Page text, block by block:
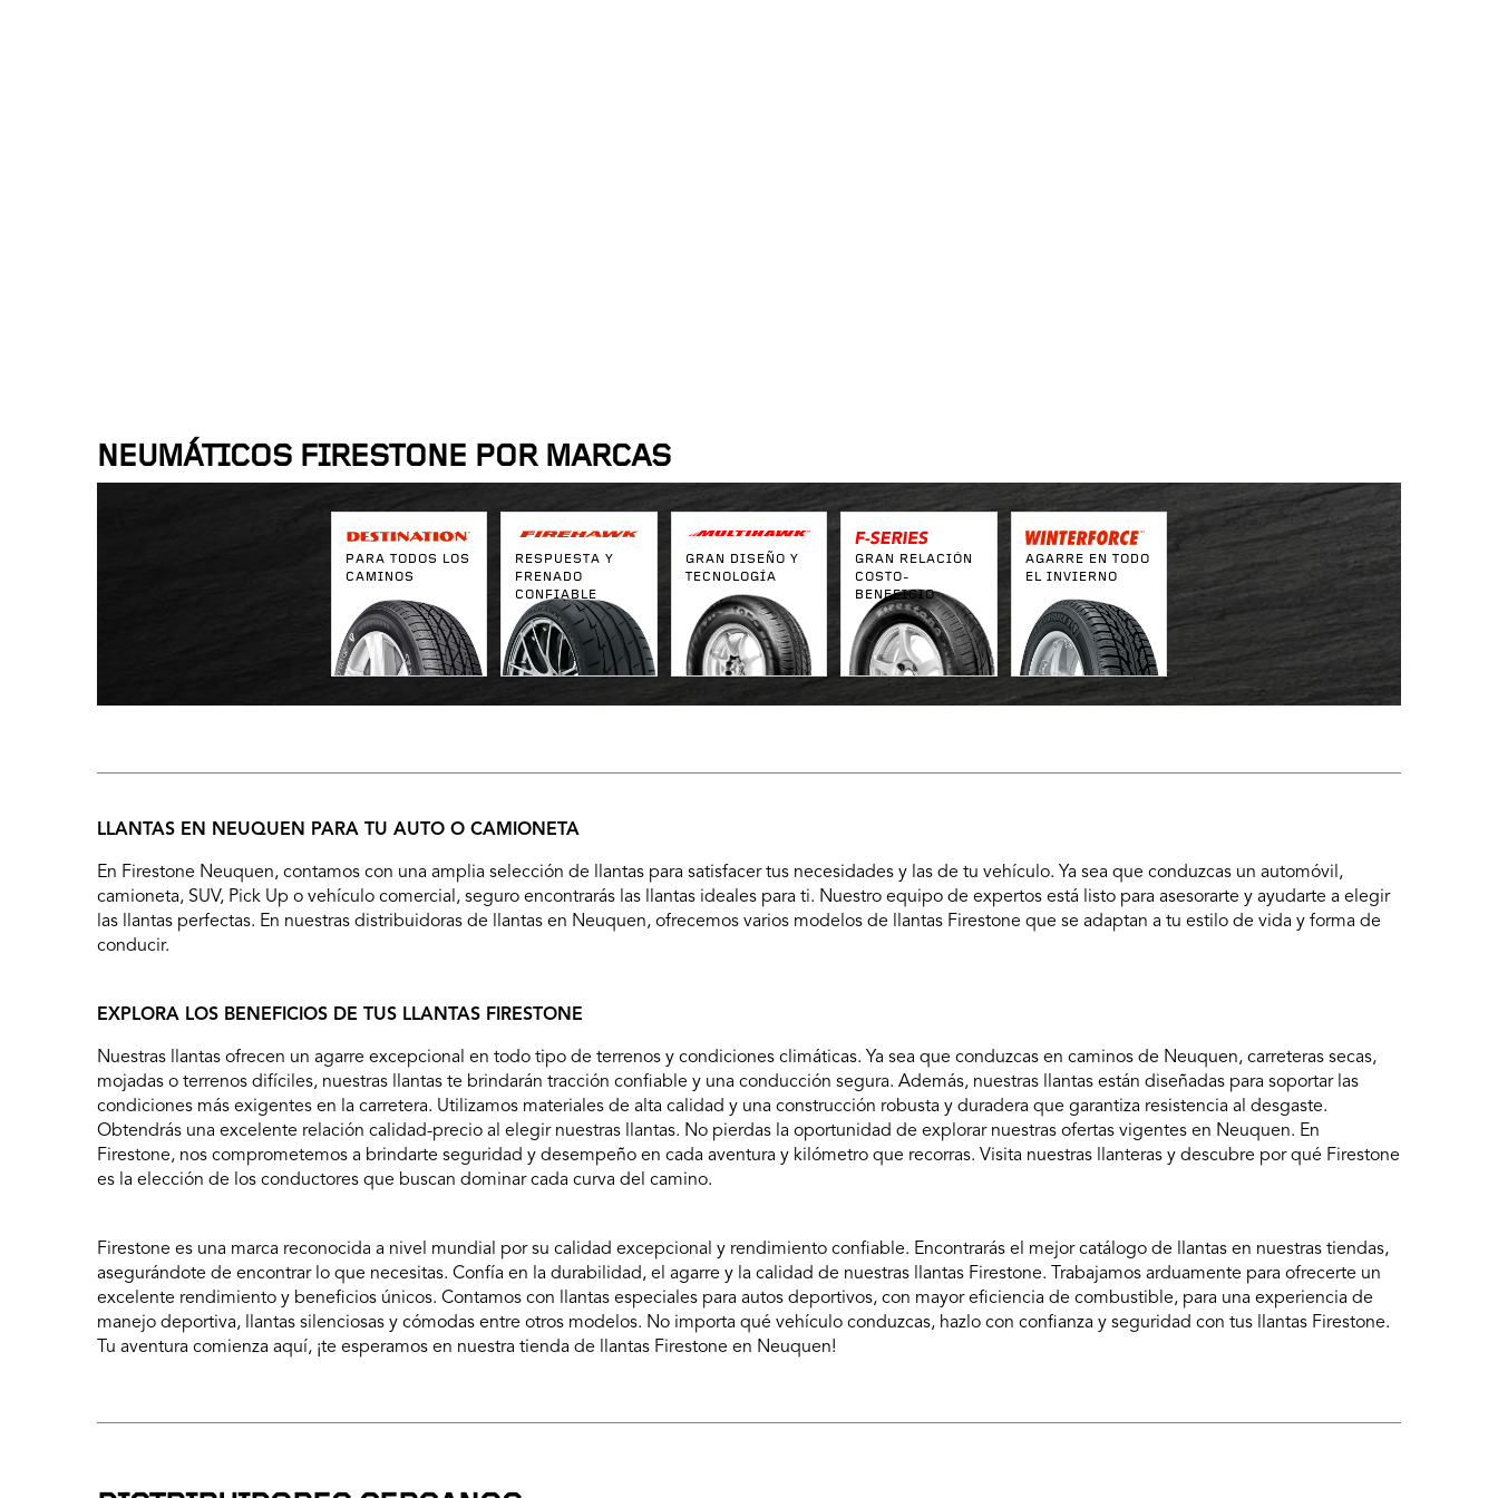
NEUMÁTICOS FIRESTONE POR MARCAS
PARA TODOS LOS
CAMINOS
RESPUESTA Y
FRENADO
CONFIABLE
GRAN DISEÑO Y
TECNOLOGÍA
GRAN RELACIÓN
COSTO-
BENEFICIO
AGARRE EN TODO
EL INVIERNO
LLANTAS EN NEUQUEN PARA TU AUTO O CAMIONETA
En Firestone Neuquen, contamos con una amplia selección de llantas para satisfacer tus necesidades y las de tu vehículo. Ya sea que conduzcas un automóvil,
camioneta, SUV, Pick Up o vehículo comercial, seguro encontrarás las llantas ideales para ti. Nuestro equipo de expertos está listo para asesorarte y ayudarte a elegir
las llantas perfectas. En nuestras distribuidoras de llantas en Neuquen, ofrecemos varios modelos de llantas Firestone que se adaptan a tu estilo de vida y forma de
conducir.
EXPLORA LOS BENEFICIOS DE TUS LLANTAS FIRESTONE
Nuestras llantas ofrecen un agarre excepcional en todo tipo de terrenos y condiciones climáticas. Ya sea que conduzcas en caminos de Neuquen, carreteras secas,
mojadas o terrenos difíciles, nuestras llantas te brindarán tracción confiable y una conducción segura. Además, nuestras llantas están diseñadas para soportar las
condiciones más exigentes en la carretera. Utilizamos materiales de alta calidad y una construcción robusta y duradera que garantiza resistencia al desgaste.
Obtendrás una excelente relación calidad-precio al elegir nuestras llantas. No pierdas la oportunidad de explorar nuestras ofertas vigentes en Neuquen. En
Firestone, nos comprometemos a brindarte seguridad y desempeño en cada aventura y kilómetro que recorras. Visita nuestras llanteras y descubre por qué Firestone
es la elección de los conductores que buscan dominar cada curva del camino.
Firestone es una marca reconocida a nivel mundial por su calidad excepcional y rendimiento confiable. Encontrarás el mejor catálogo de llantas en nuestras tiendas,
asegurándote de encontrar lo que necesitas. Confía en la durabilidad, el agarre y la calidad de nuestras llantas Firestone. Trabajamos arduamente para ofrecerte un
excelente rendimiento y beneficios únicos. Contamos con llantas especiales para autos deportivos, con mayor eficiencia de combustible, para una experiencia de
manejo deportiva, llantas silenciosas y cómodas entre otros modelos. No importa qué vehículo conduzcas, hazlo con confianza y seguridad con tus llantas Firestone.
Tu aventura comienza aquí, ¡te esperamos en nuestra tienda de llantas Firestone en Neuquen!